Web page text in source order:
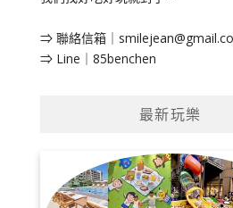
⇒ 聯絡信箱｜
⇒ Line｜85benchen
最新玩樂